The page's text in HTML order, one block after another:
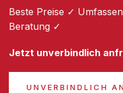
Beste Preise ✓
Beratung ✓
Jetzt unverbindlich
UNVERBINDLICH